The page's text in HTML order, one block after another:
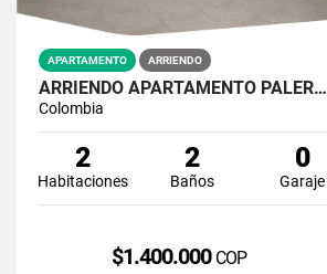
APARTAMENTO ARRIENDO
ARRIENDO APARTAMENTO PALER…
Colombia
2
Habitaciones
2
Baños
0
Garaje
$1.400.000 COP